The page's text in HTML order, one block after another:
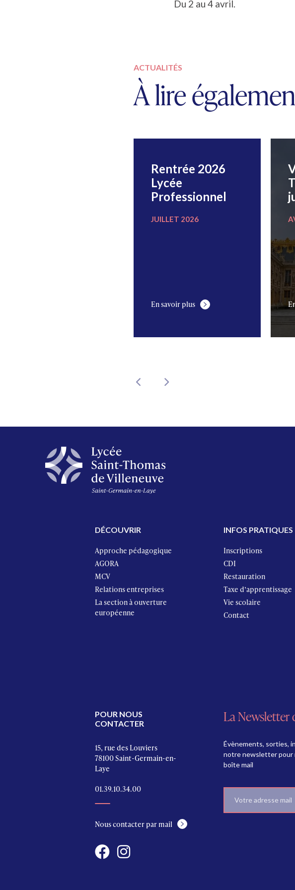
Du 2 au 4 avril.
ACTUALITÉS
À lire
Rentrée 2026
Lycée
Professionnel
JUILLET 2026
En savoir plus
DÉCOUVRIR
Approche pédagogique
AGORA
MCV
Relations entreprises
La section à ouverture
européenne
INFOS PRATIQUES
Inscriptions
CDI
Restauration
Taxe d’apprentissage
Vie scolaire
Contact
POUR NOUS
CONTACTER
15, rue des Louviers
78100 Saint-Germain-en-
Laye
01.39.10.34.00
Nous contacter par mail
La Newsletter
Évènements, sorties,
notre newsletter pour
boîte mail
mail